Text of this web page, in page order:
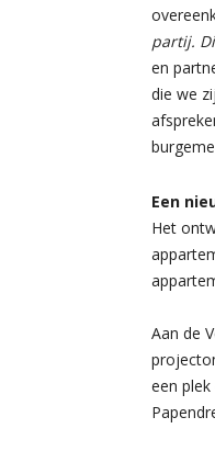
partij.
en
die we
Een
Het
Aan de
een